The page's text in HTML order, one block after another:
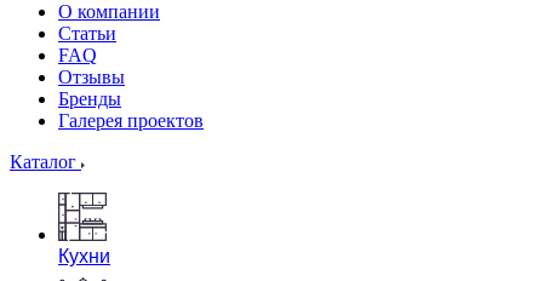
О компании
Статьи
FAQ
Отзывы
Бренды
Галерея проектов
Каталог
Кухни